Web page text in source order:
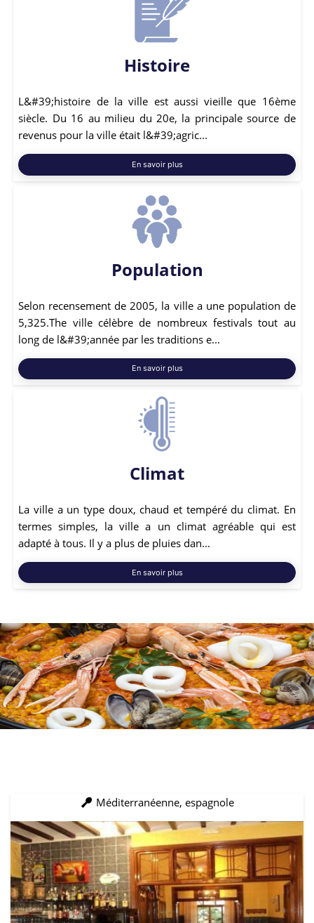
Histoire
L&#39;histoire de la ville est aussi vieille que 16ème
siècle. Du 16 au milieu du 20e, la principale source de
revenus pour la ville était l&#39;agric...
En savoir plus
Population
Selon recensement de 2005, la ville a une population de
5,325.The ville célèbre de nombreux festivals tout au
long de l&#39;année par les traditions e...
En savoir plus
Climat
La ville a un type doux, chaud et tempéré du climat. En
termes simples, la ville a un climat agréable qui est
adapté à tous. Il y a plus de pluies dan...
En savoir plus
Méditerranéenne, espagnole